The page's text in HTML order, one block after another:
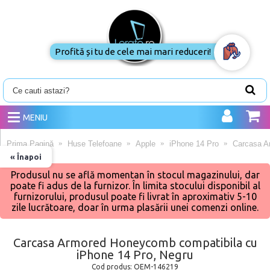
MENIU
« Înapoi
Prima Pagină Huse Telefoane Apple iPhone 14 Pro Carcasa
Produsul nu se află momentan în stocul magazinului, dar
poate fi adus de la furnizor. În limita stocului disponibil al
furnizorului, produsul poate fi livrat în aproximativ 5-10
zile lucrătoare, doar în urma plasării unei comenzi online.
Carcasa Armored Honeycomb compatibila cu
iPhone 14 Pro, Negru
Cod produs: OEM-146219
Profită și tu de cele mai mari reduceri!